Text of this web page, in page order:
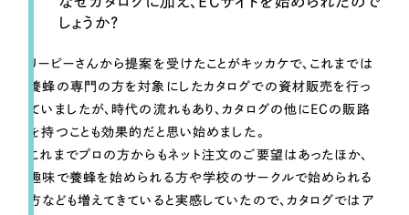
しょうか？
リーピーさんから提案を受けたことがキッカケで、これまでは
養蜂の専門の方を対象にしたカタログでの資材販売を行っ
ていましたが、時代の流れもあり、カタログの他にECの販路
を持つことも効果的だと思い始めました。
これまでプロの方からもネット注文のご要望はあったほか、
趣味で養蜂を始められる方や学校のサークルで始められる
方なども増えてきていると実感していたので、カタログではア